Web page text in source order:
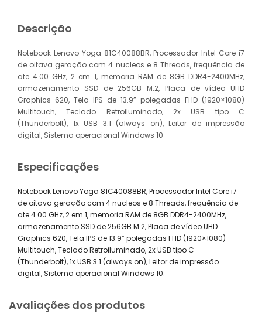
Descrição
Notebook Lenovo Yoga 81C40088BR, Processador Intel Core i7
de oitava geração com 4 nucleos e 8 Threads, frequência de
ate 4.00 GHz, 2 em 1, memoria RAM de 8GB DDR4-2400MHz,
armazenamento SSD de 256GB M.2, Placa de vídeo UHD
Graphics 620, Tela IPS de 13.9” polegadas FHD (1920×1080)
Multitouch, Teclado Retroiluminado, 2x USB tipo C
(Thunderbolt), 1x USB 3.1 (always on), Leitor de impressão
digital, Sistema operacional Windows 10
Especificações
Notebook Lenovo Yoga 81C40088BR, Processador Intel Core i7
de oitava geração com 4 nucleos e 8 Threads, frequência de
ate 4.00 GHz, 2 em 1, memoria RAM de 8GB DDR4-2400MHz,
armazenamento SSD de 256GB M.2, Placa de vídeo UHD
Graphics 620, Tela IPS de 13.9” polegadas FHD (1920×1080)
Multitouch, Teclado Retroiluminado, 2x USB tipo C
(Thunderbolt), 1x USB 3.1 (always on), Leitor de impressão
digital, Sistema operacional Windows 10.
Avaliações dos produtos